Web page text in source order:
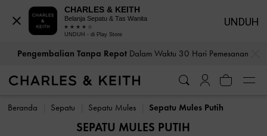
Pengembalian Tanpa RepotDalam Waktu 30 Hari Pemesanan
Bea Cukai & Pajak Dibayar. Tidak Ada Biaya Tersembunyi Saat
Pengembalian Tanpa RepotDalam Waktu 30 Hari Pemesanan
Bea Cukai & Pajak Dibayar
. Tidak Ada Biaya Tersembunyi Saat
Pembayaran
Beranda Sepatu Sepatu Mules Sepatu Mules Putih
SEPATU MULES PUTIH
CHARLES & KEITH
Belanja Sepatu & Tas Wanita
UNDUH - di Play Store
UNDUH